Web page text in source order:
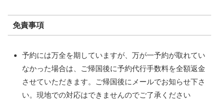
免責事項
予約には万全を期していますが、万が一予約が取れてい
なかった場合は、ご帰国後に予約代行手数料を全額返金
させていただきます。ご帰国後にメールでお知らせ下さ
い。現地での対応はできませんのでご了承ください